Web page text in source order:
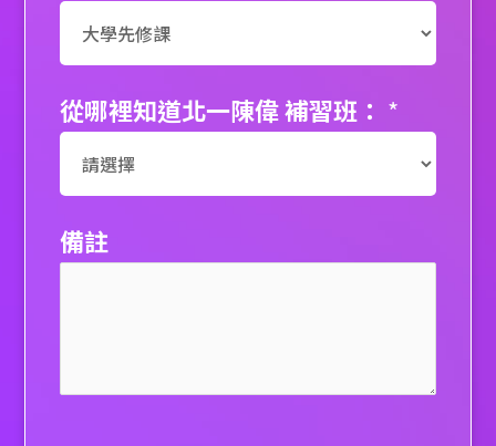
從哪裡知道北一陳偉 補習班： *
備註